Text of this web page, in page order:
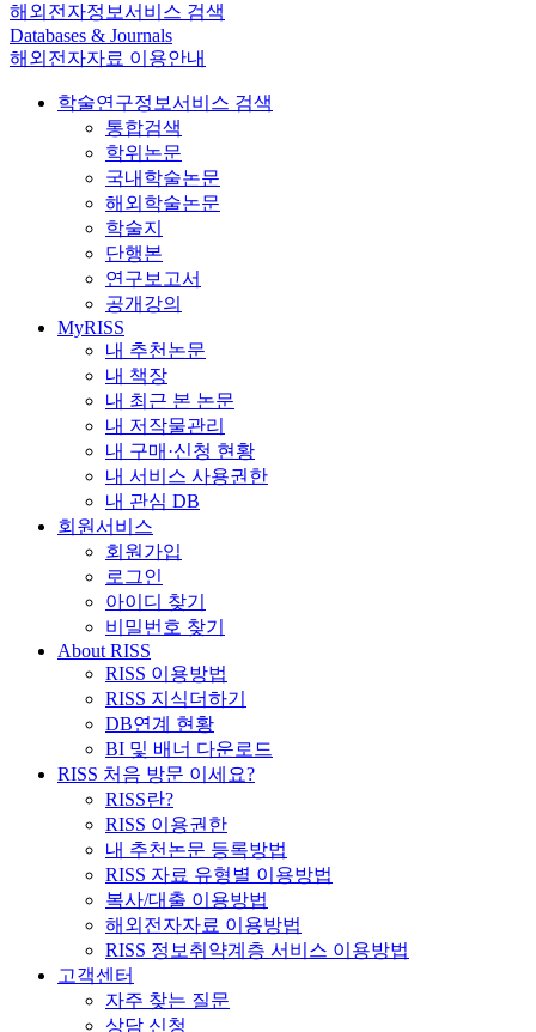
해외전자정보서비스 검색
Databases & Journals
해외전자자료 이용안내
학술연구정보서비스 검색
통합검색
학위논문
국내학술논문
해외학술논문
학술지
단행본
연구보고서
공개강의
MyRISS
내 추천논문
내 책장
내 최근 본 논문
내 저작물관리
내 구매·신청 현황
내 서비스 사용권한
내 관심 DB
회원서비스
회원가입
로그인
아이디 찾기
비밀번호 찾기
About RISS
RISS 이용방법
RISS 지식더하기
DB연계 현황
BI 및 배너 다운로드
RISS 처음 방문 이세요?
RISS란?
RISS 이용권한
내 추천논문 등록방법
RISS 자료 유형별 이용방법
복사/대출 이용방법
해외전자자료 이용방법
RISS 정보취약계층 서비스 이용방법
고객센터
자주 찾는 질문
상담 신청